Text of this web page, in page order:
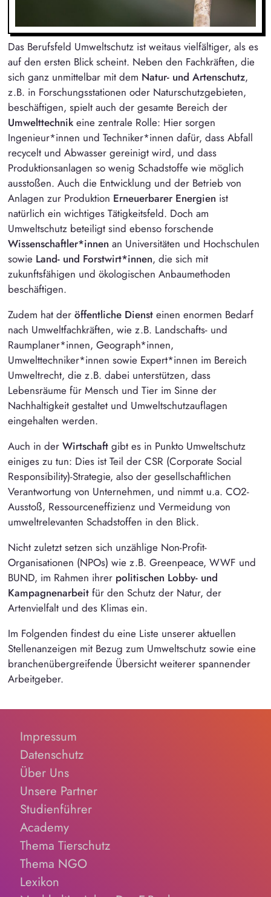
Das Berufsfeld Umweltschutz ist weitaus vielfältiger, als es
auf den ersten Blick scheint. Neben den Fachkräften, die
sich ganz unmittelbar mit dem Natur- und Artenschutz,
z.B. in Forschungsstationen oder Naturschutzgebieten,
beschäftigen, spielt auch der gesamte Bereich der
Umwelttechnik eine zentrale Rolle: Hier sorgen
Ingenieur*innen und Techniker*innen dafür, dass Abfall
recycelt und Abwasser gereinigt wird, und dass
Produktionsanlagen so wenig Schadstoffe wie möglich
ausstoßen. Auch die Entwicklung und der Betrieb von
Anlagen zur Produktion Erneuerbarer Energien ist
natürlich ein wichtiges Tätigkeitsfeld. Doch am
Umweltschutz beteiligt sind ebenso forschende
Wissenschaftler*innen an Universitäten und Hochschulen
sowie Land- und Forstwirt*innen, die sich mit
zukunftsfähigen und ökologischen Anbaumethoden
beschäftigen.
Zudem hat der öffentliche Diensteinen enormen Bedarf
nach Umweltfachkräften, wie z.B. Landschafts- und
Raumplaner*innen, Geograph*innen,
Umwelttechniker*innen sowie Expert*innen im Bereich
Umweltrecht, die z.B. dabei unterstützen, dass
Lebensräume für Mensch und Tier im Sinne der
Nachhaltigkeit gestaltet und Umweltschutzauflagen
eingehalten werden.
Auch in der Wirtschaftgibt es in Punkto Umweltschutz
einiges zu tun: Dies ist Teil der CSR (Corporate Social
Responsibility)-Strategie, also der gesellschaftlichen
Verantwortung von Unternehmen, und nimmt u.a. CO2-
Ausstoß, Ressourceneffizienz und Vermeidung von
umweltrelevanten Schadstoffen in den Blick.
Nicht zuletzt setzen sich unzählige Non-Profit-
Organisationen (NPOs) wie z.B. Greenpeace, WWF und
BUND, im Rahmen ihrer politischen Lobby- und
Kampagnenarbeitfür den Schutz der Natur, der
Artenvielfalt und des Klimas ein.
Im Folgenden findest du eine Liste unserer aktuellen
Stellenanzeigen mit Bezug zum Umweltschutz sowie eine
branchenübergreifende Übersicht weiterer spannender
Arbeitgeber.
Impressum
Datenschutz
Über Uns
Unsere Partner
Studienführer
Academy
Thema Tierschutz
Thema NGO
Lexikon